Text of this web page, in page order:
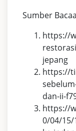
Sumber
https://
jepang
https://
dan-ii-
https://
0/04/15/